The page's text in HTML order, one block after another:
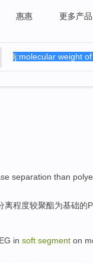
惠惠 更多产品
separation than
离程度较聚酯为基础的
in soft segment on